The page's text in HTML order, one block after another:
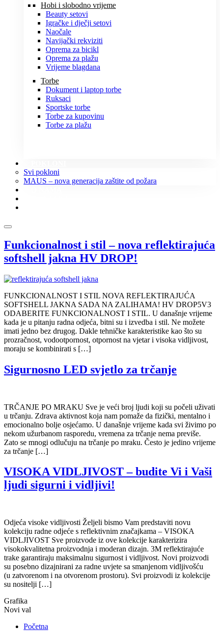
Hobi i slobodno vrijeme
Beauty setovi
Igračke i dječji setovi
Naočale
Navijački rekviziti
Oprema za bicikl
Oprema za plažu
Vrijeme blagdana
Torbe
Dokument i laptop torbe
Ruksaci
Sportske torbe
Torbe za kupovinu
Torbe za plažu
Svi pokloni
MAUS – nova generacija zaštite od požara
Funkcionalnost i stil – nova reflektirajuća
softshell jakna HV DROP!
FUNKCIONALNOST I STIL NOVA REFLEKTIRAJUĆA
SOFTSHELL JAKNA SADA NA ZALIHAMA! HV DROP5V3
ODABERITE FUNKCIONALNOST I STIL. U današnje vrijeme
kada je u pitanju radna odjeća, bitni su i izvedba i stil. Ne možete
imati jedno bez drugog. Dakle tehničke karakteristike kao što su
prozračnost, vodootpornost, otpornost na vjetar i visoka vidljivost,
moraju se kombinirati s […]
Sigurnosno LED svjetlo za trčanje
TRČANJE PO MRAKU Sve je veći broj ljudi koji su počeli uživati
u trčanju. Zdrava aktivnost koja nam pomaže da fizički, mentalno i
emocionalno bolje osjećamo. U današnje vrijeme kada svi živimo po
nekom užurbanom rasporedu, vremena za trčanje nema previše.
Zato se mnogi odlučuju na trčanje po mraku. Često je jedino vrijeme
za trčanje […]
VISOKA VIDLJIVOST – budite Vi i Vaši
ljudi sigurni i vidljivi!
Odjeća visoke vidljivosti Željeli bismo Vam predstaviti novu
kolekciju radne odjeće s reflektivnim značajkama – VISOKA
VIDLJIVOST Sve proizvode iz ove kolekcije karakterizira
visokokvalitetna proizvodnja i moderan dizajn. 3M reflektirajuće
trake garantiraju maksimalnu sigurnost i vidljivost. Novi proizvodi
su posebno dizajnirani za radne uvjete sa smanjenom vidljivošću
(u zatvorenom i na otvorenom prostoru). Svi proizvodi iz kolekcije
su nositelji […]
Grafika
Novi val
Početna